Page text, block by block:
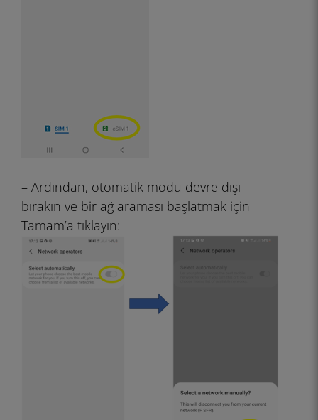
– Ardından, otomatik modu devre dışı
bırakın ve bir ağ araması başlatmak için
Tamam’a tıklayın: